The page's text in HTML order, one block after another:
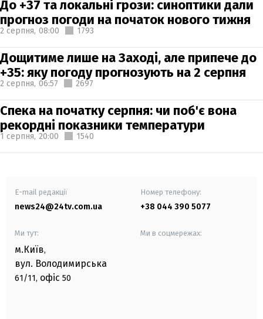
До +37 та локальні грози: синоптики дали
прогноз погоди на початок нового тижня
2 серпня, 08:00 1793
Дощитиме лише на Заході, але припече до
+35: яку погоду прогнозують на 2 серпня
2 серпня, 06:57 2697
Спека на початку серпня: чи поб'є вона
рекордні показники температури
1 серпня, 20:00 1540
E-mail редакції
news24@24tv.com.ua
Номер телефону:
+38 044 390 5077
Ми тут:
м.Київ,
вул. Володимирська
61/11, офіс 50
Ми в соцмережах: